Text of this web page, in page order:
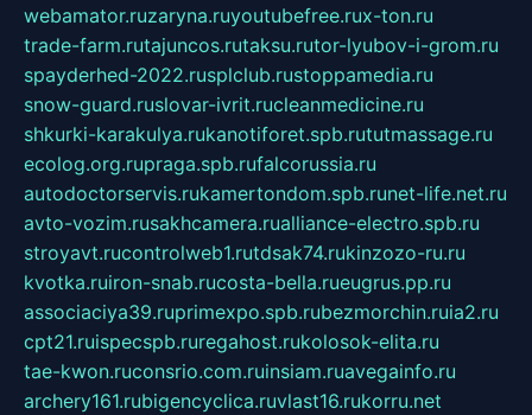
webamator.ruzaryna.ruyoutubefree.rux-ton.ru
trade-farm.rutajuncos.rutaksu.rutor-lyubov-i-grom.ru
spayderhed-2022.rusplclub.rustoppamedia.ru
snow-guard.ruslovar-ivrit.rucleanmedicine.ru
shkurki-karakulya.rukanotiforet.spb.rututmassage.ru
ecolog.org.rupraga.spb.rufalcorussia.ru
autodoctorservis.rukamertondom.spb.runet-life.net.ru
avto-vozim.rusakhcamera.rualliance-electro.spb.ru
stroyavt.rucontrolweb1.rutdsak74.rukinzozo-ru.ru
kvotka.ruiron-snab.rucosta-bella.rueugrus.pp.ru
associaciya39.ruprimexpo.spb.rubezmorchin.ruia2.ru
cpt21.ruispecspb.ruregahost.rukolosok-elita.ru
tae-kwon.ruconsrio.com.ruinsiam.ruavegainfo.ru
archery161.rubigencyclica.ruvlast16.rukorru.net